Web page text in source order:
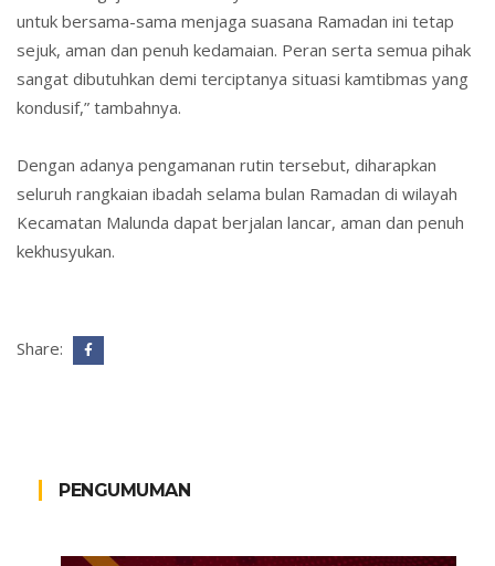
untuk bersama-sama menjaga suasana Ramadan ini tetap
sejuk, aman dan penuh kedamaian. Peran serta semua pihak
sangat dibutuhkan demi terciptanya situasi kamtibmas yang
kondusif,” tambahnya.
Dengan adanya pengamanan rutin tersebut, diharapkan
seluruh rangkaian ibadah selama bulan Ramadan di wilayah
Kecamatan Malunda dapat berjalan lancar, aman dan penuh
kekhusyukan.
Share:
PENGUMUMAN